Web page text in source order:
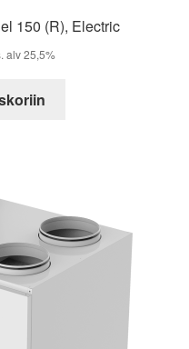
150 (R), Electric
alv 25,5%